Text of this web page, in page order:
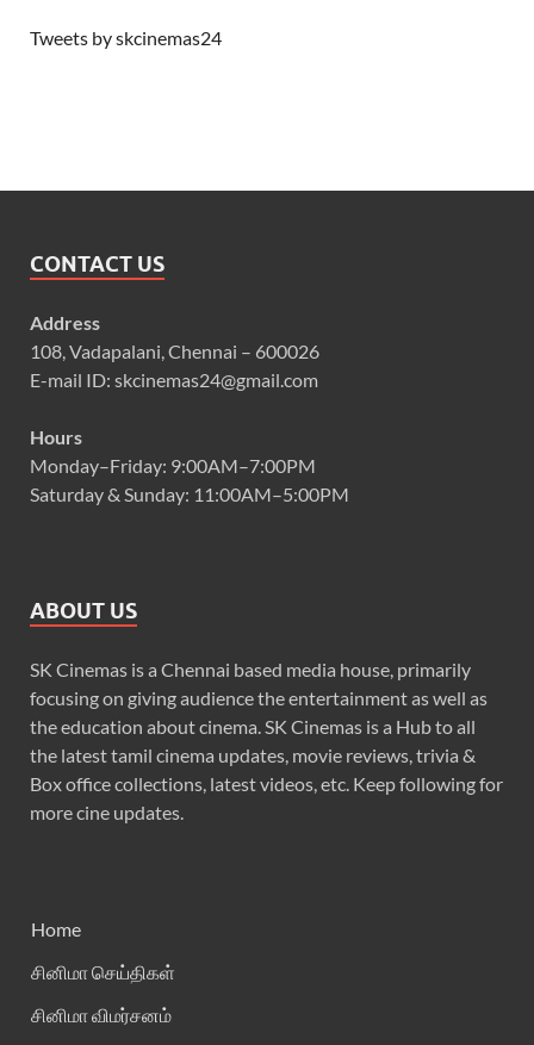
Tweets by skcinemas24
CONTACT US
Address
108, Vadapalani, Chennai – 600026
E-mail ID: skcinemas24@gmail.com
Hours
Monday–Friday: 9:00AM–7:00PM
Saturday & Sunday: 11:00AM–5:00PM
ABOUT US
SK Cinemas is a Chennai based media house, primarily
focusing on giving audience the entertainment as well as
the education about cinema. SK Cinemas is a Hub to all
the latest tamil cinema updates, movie reviews, trivia &
Box office collections, latest videos, etc. Keep following for
more cine updates.
Home
சினிமா செய்திகள்
சினிமா விமர்சனம்